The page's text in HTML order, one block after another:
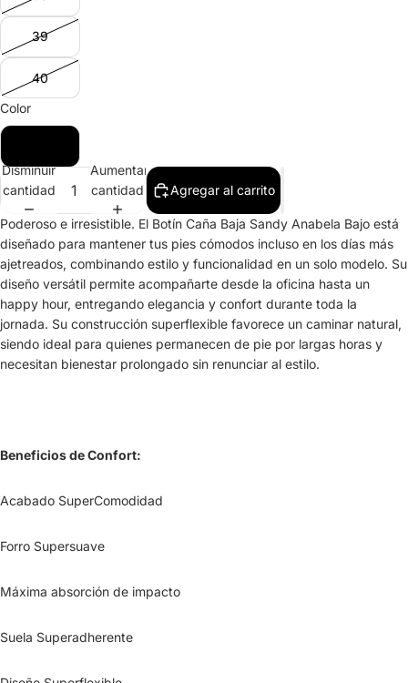
39
40
Color
Disminuir
cantidad
Aumentar
cantidad
Agregar al carrito
Poderoso e irresistible. El Botín Caña Baja Sandy Anabela Bajo está
diseñado para mantener tus pies cómodos incluso en los días más
ajetreados, combinando estilo y funcionalidad en un solo modelo. Su
diseño versátil permite acompañarte desde la oficina hasta un
happy hour, entregando elegancia y confort durante toda la
jornada. Su construcción superflexible favorece un caminar natural,
siendo ideal para quienes permanecen de pie por largas horas y
necesitan bienestar prolongado sin renunciar al estilo.
Beneficios de Confort:
Acabado SuperComodidad
Forro Supersuave
Máxima absorción de impacto
Suela Superadherente